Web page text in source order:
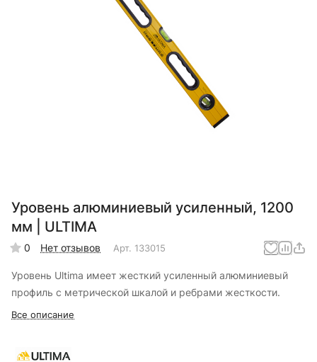
Уровень алюминиевый усиленный, 1200
мм | ULTIMA
0 Нет отзывов Арт. 133015
Уровень Ultima имеет жесткий усиленный алюминиевый
профиль с метрической шкалой и ребрами жесткости.
Все описание